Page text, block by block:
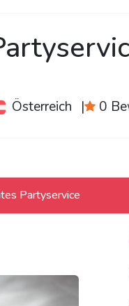
Österreich | 0
Partyservice